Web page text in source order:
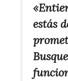
estás